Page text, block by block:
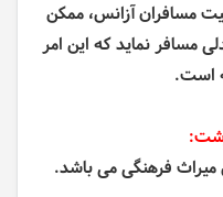
مسافران آزانس، ممکن
مسافر نماید که این امر
است.
فرهنگی می باشد.